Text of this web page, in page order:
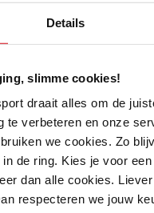
Details
slimme cookies!
draait alles om de
te verbeteren en onze
we cookies. Zo
de ring. Kies je voor
dan alle cookies.
respecteren we jouw
OVER ONS
Cadeaubon online kopen?
Over Ons